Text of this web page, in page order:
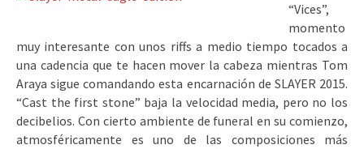
“Vices”,
momento
muy interesante con unos riffs a medio tiempo tocados a
una cadencia que te hacen mover la cabeza mientras Tom
Araya sigue comandando esta encarnación de SLAYER 2015.
“Cast the first stone” baja la velocidad media, pero no los
decibelios. Con cierto ambiente de funeral en su comienzo,
atmosféricamente es uno de las composiciones más